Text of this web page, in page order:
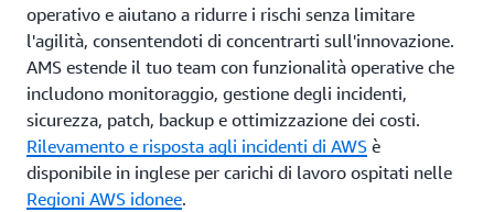
operativo e aiutano a ridurre i rischi senza limitare
l'agilità, consentendoti di concentrarti sull'innovazione.
AMS estende il tuo team con funzionalità operative che
includono monitoraggio, gestione degli incidenti,
sicurezza, patch, backup e ottimizzazione dei costi.
Rilevamento e risposta agli incidenti di AWS è
disponibile in inglese per carichi di lavoro ospitati nelle
Regioni AWS idonee.